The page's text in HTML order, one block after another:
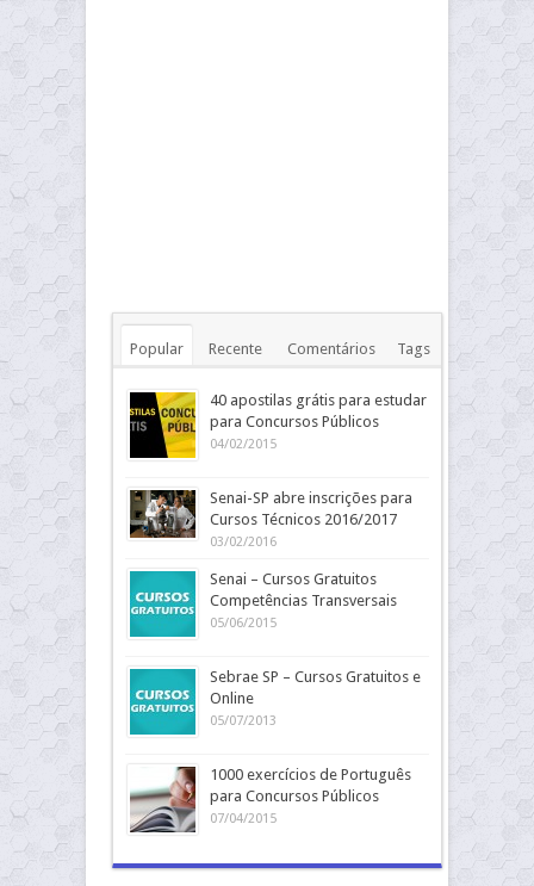
Popular Recente Comentários Tags
40 apostilas grátis para estudar
para Concursos Públicos
04/02/2015
Senai-SP abre inscrições para
Cursos Técnicos 2016/2017
03/02/2016
Senai – Cursos Gratuitos
Competências Transversais
05/06/2015
Sebrae SP – Cursos Gratuitos e
Online
05/07/2013
1000 exercícios de Português
para Concursos Públicos
07/04/2015